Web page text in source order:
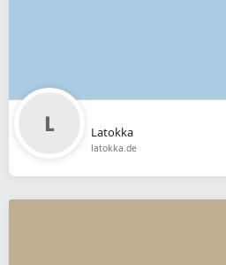
Latokka
latokka.de